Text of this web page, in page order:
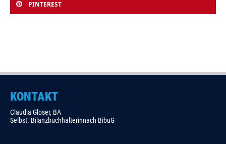
PINTEREST
KONTAKT
Claudia Gloser, BA
Selbst. Bilanzbuchhalterinnach BibuG